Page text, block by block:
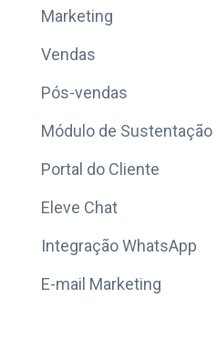
Marketing
Vendas
Pós-vendas
Módulo de Sustentação
Portal do Cliente
Eleve Chat
Integração WhatsApp
E-mail Marketing